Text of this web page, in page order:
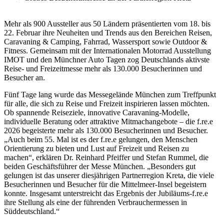
Mehr als 900 Aussteller aus 50 Ländern präsentierten vom 18. bis
22. Februar ihre Neuheiten und Trends aus den Bereichen Reisen,
Caravaning & Camping, Fahrrad, Wassersport sowie Outdoor &
Fitness. Gemeinsam mit der Internationalen Motorrad Ausstellung
IMOT und den Münchner Auto Tagen zog Deutschlands aktivste
Reise- und Freizeitmesse mehr als 130.000 Besucherinnen und
Besucher an.
Fünf Tage lang wurde das Messegelände München zum Treffpunkt
für alle, die sich zu Reise und Freizeit inspirieren lassen möchten.
Ob spannende Reiseziele, innovative Caravaning-Modelle,
individuelle Beratung oder attraktive Mitmachangebote – die f.re.e
2026 begeisterte mehr als 130.000 Besucherinnen und Besucher.
„Auch beim 55. Mal ist es der f.re.e gelungen, den Menschen
Orientierung zu bieten und Lust auf Freizeit und Reisen zu
machen“, erklären Dr. Reinhard Pfeiffer und Stefan Rummel, die
beiden Geschäftsführer der Messe München. „Besonders gut
gelungen ist das unserer diesjährigen Partnerregion Kreta, die viele
Besucherinnen und Besucher für die Mittelmeer-Insel begeistern
konnte. Insgesamt unterstreicht das Ergebnis der Jubiläums-f.re.e
ihre Stellung als eine der führenden Verbrauchermessen in
Süddeutschland.“